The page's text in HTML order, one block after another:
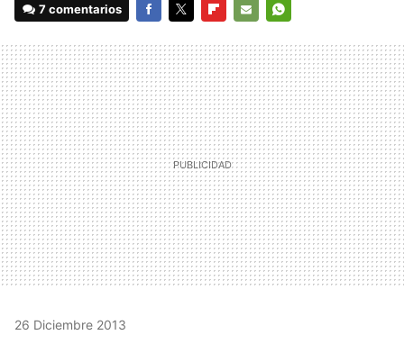
7 comentarios
MAIL
26 Diciembre 2013